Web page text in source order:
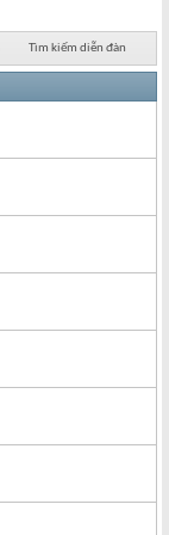
Tìm kiếm diễn đàn